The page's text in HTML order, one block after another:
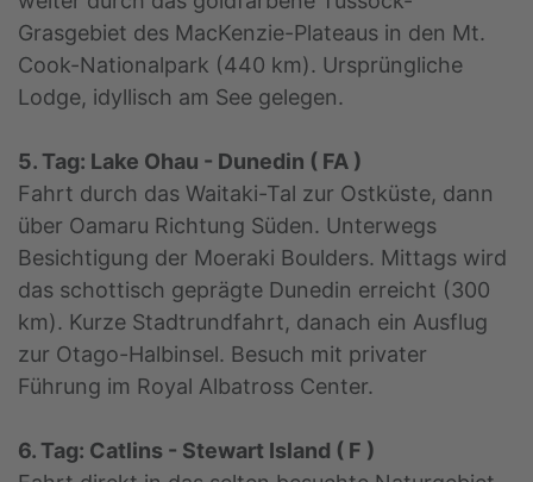
Grasgebiet des MacKenzie-Plateaus in den Mt.
Cook-Nationalpark (440 km). Ursprüngliche
Lodge, idyllisch am See gelegen.
5. Tag: Lake Ohau - Dunedin ( FA )
Fahrt durch das Waitaki-Tal zur Ostküste, dann
über Oamaru Richtung Süden. Unterwegs
Besichtigung der Moeraki Boulders. Mittags wird
das schottisch geprägte Dunedin erreicht (300
km). Kurze Stadtrundfahrt, danach ein Ausflug
zur Otago-Halbinsel. Besuch mit privater
Führung im Royal Albatross Center.
6. Tag: Catlins - Stewart Island ( F )